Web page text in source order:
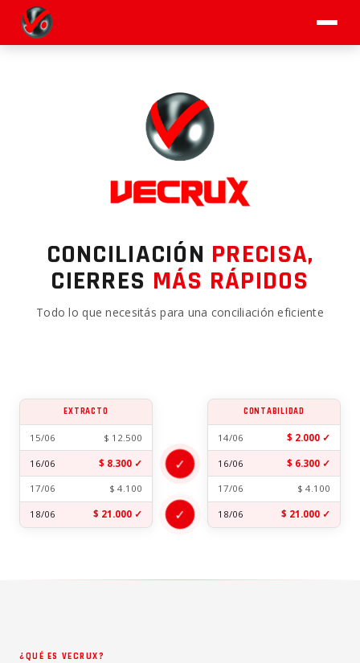
CONCILIACIÓN PRECISA,
CIERRES MÁS RÁPIDOS
Todo lo que necesitás para una conciliación eficiente
EXTRACTO
15/06 $ 12.500
16/06 $ 8.300 ✓
17/06 $ 4.100
18/06 $ 21.000 ✓
✓
✓
CONTABILIDAD
14/06 $ 2.000 ✓
16/06 $ 6.300 ✓
17/06 $ 4.100
18/06 $ 21.000 ✓
¿QUÉ ES VECRUX?